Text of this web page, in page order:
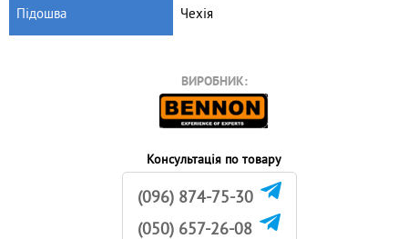
Підошва Чехія
ВИРОБНИК:
Консультація по товару
(096) 874-75-30
(050) 657-26-08